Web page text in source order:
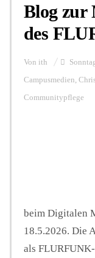
Blog zur
des
Von ith
Campusmedien,
Communitypflege
beim Digitalen
18.5.2026. Die
als